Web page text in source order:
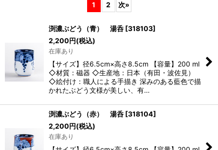
1 2 次»
渕濃ぶどう（青） 湯呑 [318103]
2,200円(税込)
在庫あり
【サイズ】径6.5cm×高さ8.5cm 【容量】200 ml
◇材質：磁器 ◇生産地：日本（有田・波佐見）
◇絵付け：職人による手描き 深みのある藍色で描
かれたぶどう文様が美しい、有…
渕濃ぶどう（赤） 湯呑 [318104]
2,200円(税込)
在庫あり